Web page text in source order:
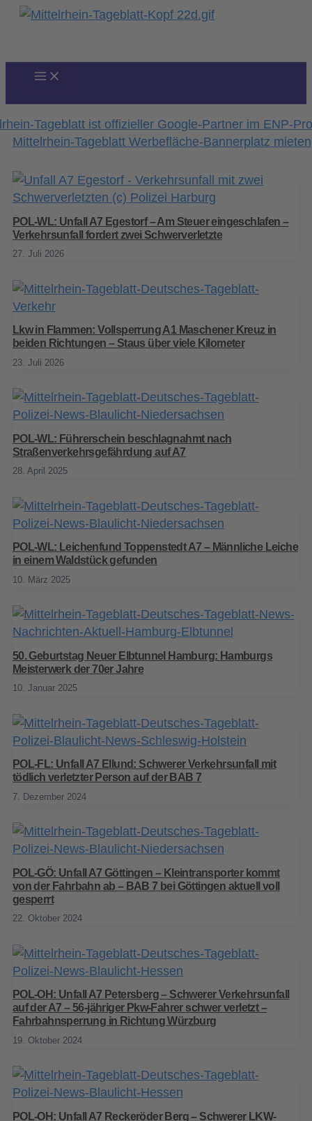
Zum
POL-WL: Unfall A7 Egestorf – Am Steuer eingeschlafen –
Verkehrsunfall fordert zwei Schwerverletzte
27. Juli 2026
Lkw in Flammen: Vollsperrung A1 Maschener Kreuz in
beiden Richtungen – Staus über viele Kilometer
23. Juli 2026
POL-WL: Führerschein beschlagnahmt nach
Straßenverkehrsgefährdung auf A7
28. April 2025
POL-WL: Leichenfund Toppenstedt A7 – Männliche Leiche
in einem Waldstück gefunden
10. März 2025
50. Geburtstag Neuer Elbtunnel Hamburg: Hamburgs
Meisterwerk der 70er Jahre
10. Januar 2025
POL-FL: Unfall A7 Ellund: Schwerer Verkehrsunfall mit
tödlich verletzter Person auf der BAB 7
7. Dezember 2024
POL-GÖ: Unfall A7 Göttingen – Kleintransporter kommt
von der Fahrbahn ab – BAB 7 bei Göttingen aktuell voll
gesperrt
22. Oktober 2024
POL-OH: Unfall A7 Petersberg – Schwerer Verkehrsunfall
auf der A7 – 56-jähriger Pkw-Fahrer schwer verletzt –
Fahrbahnsperrung in Richtung Würzburg
19. Oktober 2024
POL-OH: Unfall A7 Reckeröder Berg – Schwerer LKW-